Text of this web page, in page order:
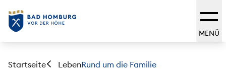
MENÜ
Startseite LebenRund um die Familie